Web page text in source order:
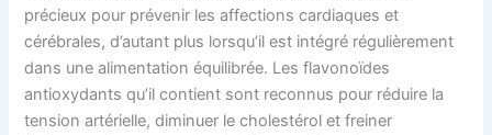
précieux pour prévenir les affections cardiaques et
cérébrales, d’autant plus lorsqu’il est intégré régulièrement
dans une alimentation équilibrée. Les flavonoïdes
antioxydants qu’il contient sont reconnus pour réduire la
tension artérielle, diminuer le cholestérol et freiner